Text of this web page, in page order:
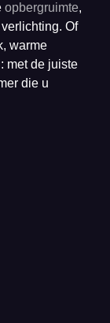
opbergruimte,
Of
warme
met de juiste
die u